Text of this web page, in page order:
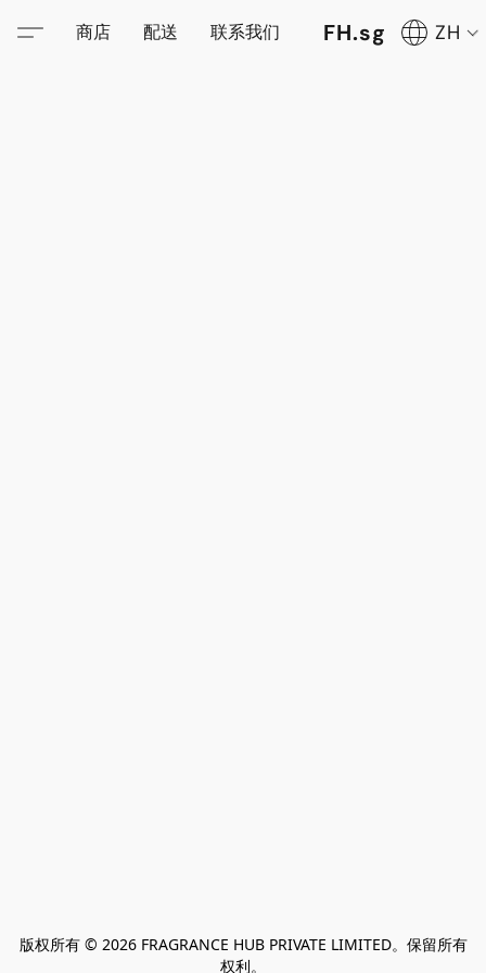
FH.sg
商店 配送 联系我们 ZH
版权所有 © 2026 FRAGRANCE HUB PRIVATE LIMITED。保留所有
权利。